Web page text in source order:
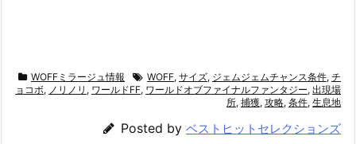
WOFFミラージュ情報 WOFF, サイズ, ジェムジェムチャンス条件, チ
ョコボ, ノリノリ , ワールドFF, ワールドオブファイナルファンタジー, 出現場
所, 捕獲, 攻略, 条件, 生息地
Posted by ベストヒットセレクションズ